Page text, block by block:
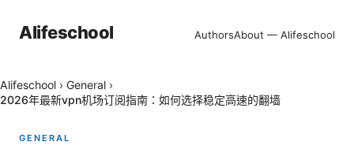
Alifeschool AuthorsAbout — Alifeschool
Alifeschool › General ›
2026年最新vpn机场订阅指南：如何选择稳定高速的翻墙
GENERAL